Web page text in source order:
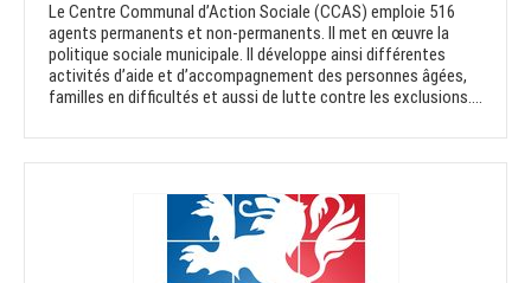
Le Centre Communal d’Action Sociale (CCAS) emploie 516
agents permanents et non-permanents. Il met en œuvre la
politique sociale municipale. Il développe ainsi différentes
activités d’aide et d’accompagnement des personnes âgées,
familles en difficultés et aussi de lutte contre les exclusions....